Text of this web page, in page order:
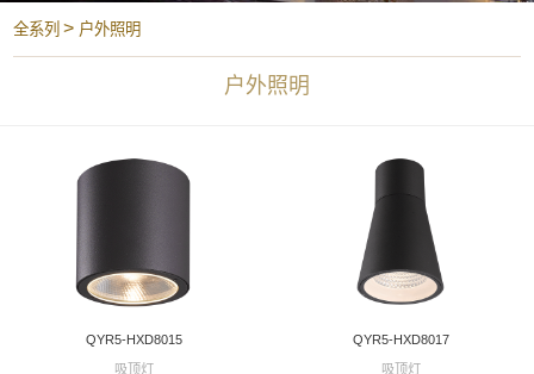
全系列 > 户外照明
户外照明
QYR5-HXD8015
吸顶灯
QYR5-HXD8017
吸顶灯